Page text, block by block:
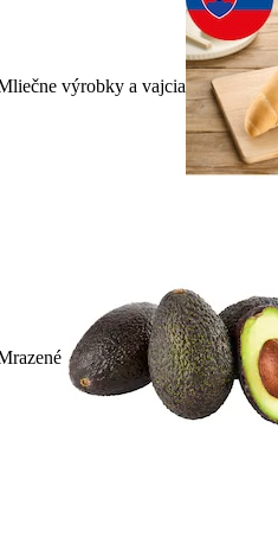
výrobky a vajcia